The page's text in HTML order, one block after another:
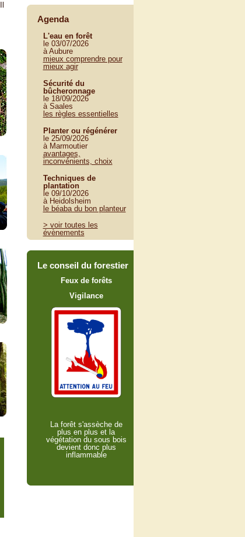
Agenda
L'eau en forêt
le 03/07/2026
à Aubure
mieux comprendre pour
mieux agir
Sécurité du
bûcheronnage
le 18/09/2026
à Saales
les règles essentielles
Planter ou régénérer
le 25/09/2026
à Marmoutier
avantages,
inconvénients, choix
Techniques de
plantation
le 09/10/2026
à Heidolsheim
le béaba du bon planteur
> voir toutes les
évènements
Le conseil du forestier
Feux de forêts
Vigilance
La forêt s'assèche de
plus en plus et la
végétation du sous bois
devient donc plus
inflammable